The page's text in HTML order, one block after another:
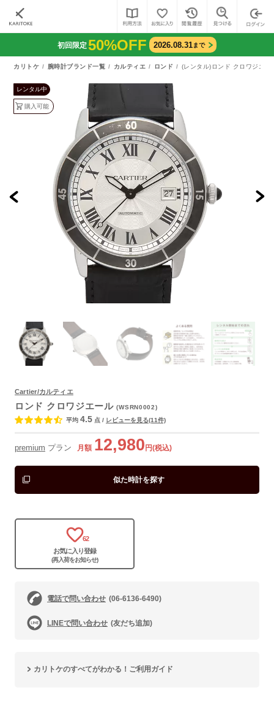
初回限定50%OFF 2026.08.31まで
カリトケ 腕時計ブランド一覧 カルティエ ロンド (レンタル)ロンド クロワジエ
レンタル中
購入可能
Cartier/カルティエ
ロンド クロワジエール(WSRN0002)
平均 4.5 点 / レビューを見る(11件)
premium プラン 月額 12,980 円(税込)
似た時計を探す
62
お気に入り登録
(再入荷をお知らせ)
電話で問い合わせ (06-6136-6490)
LINEで問い合わせ (友だち追加)
カリトケのすべてがわかる！ご利用ガイド
よくあるご質問